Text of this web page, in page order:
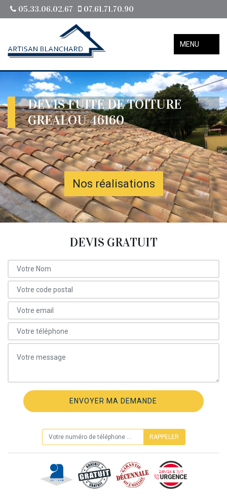
05.33.06.02.67 07.61.71.70.90
MENU
DEVIS FUITE DE TOITURE
GREALOU 46160
Nos réalisations
DEVIS GRATUIT